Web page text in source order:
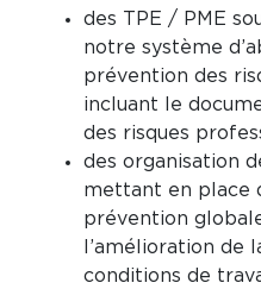
des TPE / PME
notre système
prévention des
incluant le
des risques
des organisation
mettant en place
prévention
l’amélioration de
conditions de